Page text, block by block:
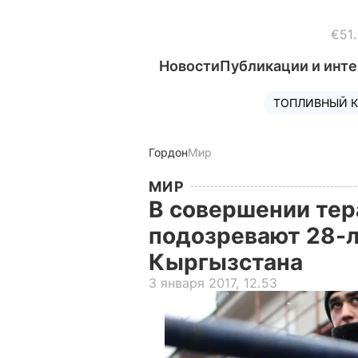
НовостиПубликации и
ТОПЛИВНЫЙ
ГордонМир
МИР
В совершении
подозревают 28-
Кыргызстана
3 января 2017, 12.53